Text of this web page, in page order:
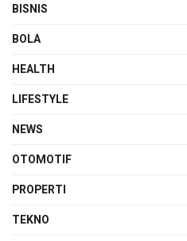
BISNIS
BOLA
HEALTH
LIFESTYLE
NEWS
OTOMOTIF
PROPERTI
TEKNO